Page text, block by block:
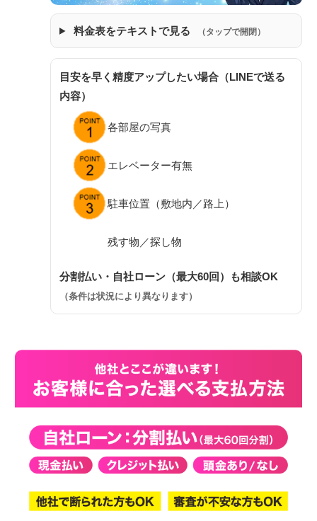
料金表をテキストで見る （タップで開閉）
目安を早く精度アップしたい場合（LINEで送る
内容）
各部屋の写真
エレベーター有無
駐車位置（敷地内／路上）
残す物／探し物
分割払い・自社ローン（最大60回）も相談OK
（条件は状況により異なります）